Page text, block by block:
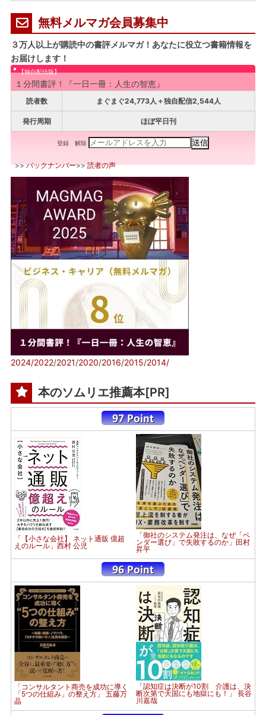
無料メルマガ会員募集中
３万人以上が購読中の書評メルマガ！あなたに役立つ書籍情報を
お届けします！
【独自配信版】
１分間書評！『一日一冊：人生の智恵』
読者数 まぐまぐ24,773人＋独自配信2,544人
発行周期 ほぼ平日刊
登録 解除
>>バックナンバー>>読者の声
2024/2022/2021/2020/2016/2015/2014/
本のソムリエ推薦本[PR]
「【小さな会社】 ネット通販 億超
えのルール」西村 公児
「御社のシステム発注は、なぜ「ベ
ンダー選び」で失敗するのか」田村
昇平
「コンサルタント商売を成功に導く
「5つの仕組み」の整え方」 五藤万
晶
「認知症は決断が10割 介護は、決
断次第で天国にも地獄にも！」 長谷
川嘉哉